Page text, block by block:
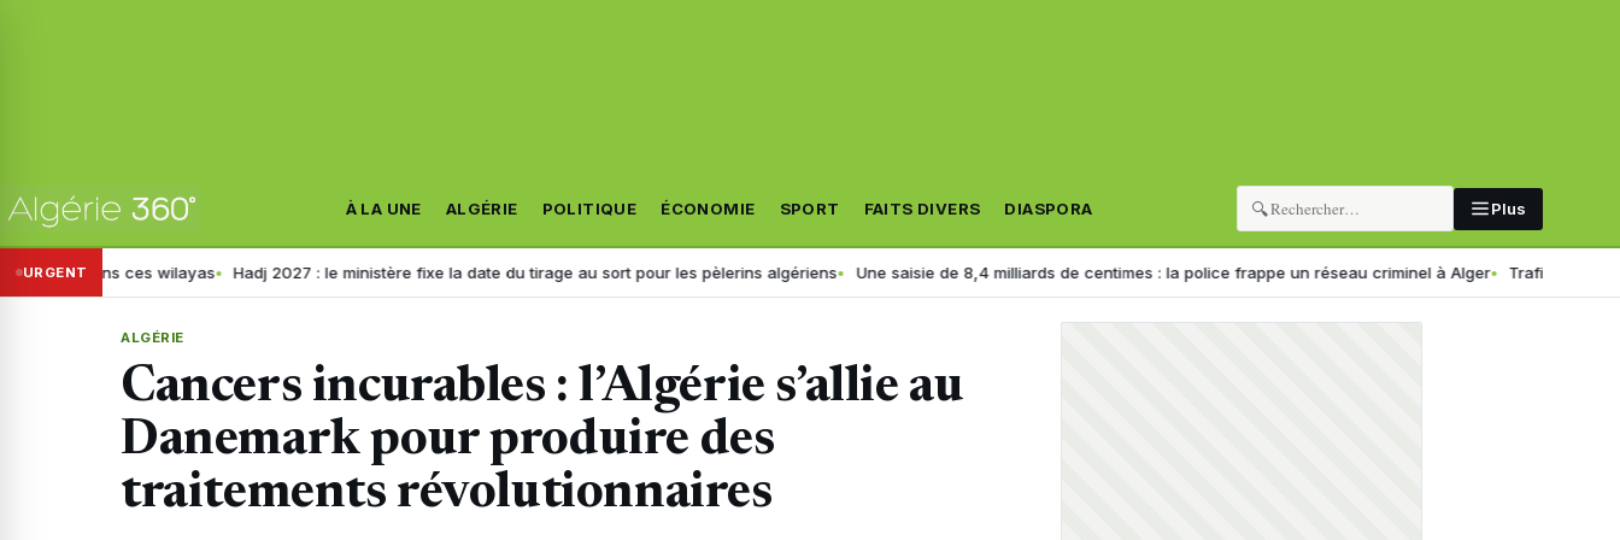
À LA UNE ALGÉRIE POLITIQUE ÉCONOMIE SPORT FAITS DIVERS DIASPORA 🔍 Plus
URGENT
wilayas Hadj 2027 : le ministère fixe la date du tirage au sort pour les pèlerins algériens Une saisie de 8,4 milliards de centimes : la police frappe un réseau criminel à Alger Trafic de drogue en Algérie
ALGÉRIE
Cancers incurables : l’Algérie s’allie au
Danemark pour produire des
traitements révolutionnaires